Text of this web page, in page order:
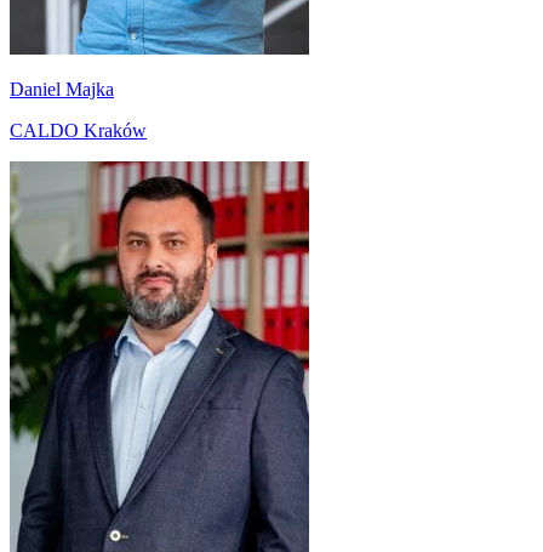
Daniel Majka
CALDO Kraków